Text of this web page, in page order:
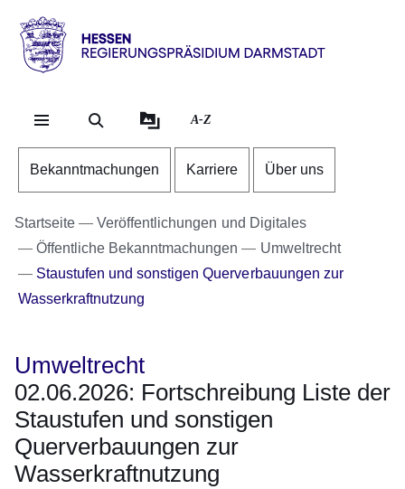
Direkt zum Kopf der
Direkt zum Inhalt
Direkt zum Fuß der
Hessen
RP
Darmstadt
A-Z
Bekanntmachungen Karriere Über uns
Startseite
Veröffentlichungen und Digitales
Öffentliche Bekanntmachungen
Umweltrecht
Staustufen und sonstigen Querverbauungen zur
Wasserkraftnutzung
Umweltrecht
02.06.2026: Fortschreibung Liste der
Staustufen und sonstigen
Querverbauungen zur
Wasserkraftnutzung